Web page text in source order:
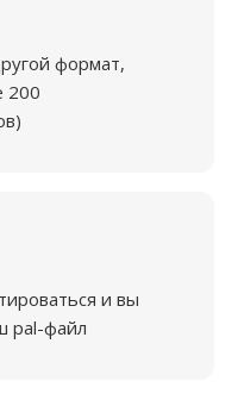
формат,
200
и вы
pal-файл